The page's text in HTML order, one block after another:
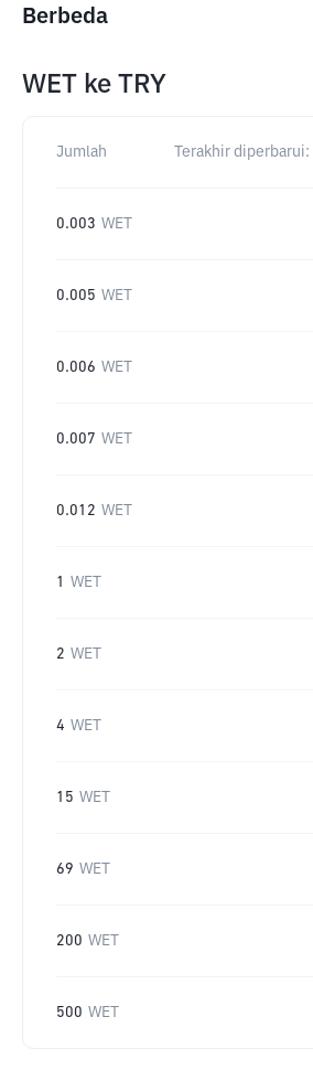
Berbeda
WET ke TRY
Jumlah Terakhir diperbarui:
0.003 WET
0.005 WET
0.006 WET
0.007 WET
0.012 WET
1 WET
2 WET
4 WET
15 WET
69 WET
200 WET
500 WET